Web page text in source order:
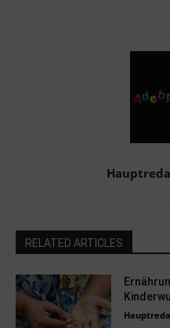
RELATED ARTICLES